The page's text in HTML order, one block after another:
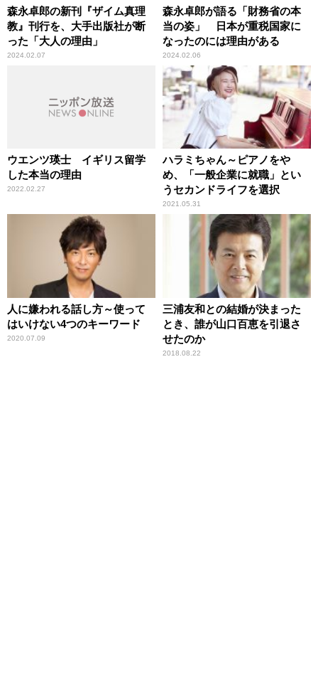
森永卓郎の新刊『ザイム真理
教』刊行を、大手出版社が断
った「大人の理由」
2024.02.07
森永卓郎が語る「財務省の本
当の姿」 日本が重税国家に
なったのには理由がある
2024.02.06
ウエンツ瑛士 イギリス留学
した本当の理由
2022.02.27
ハラミちゃん～ピアノをや
め、「一般企業に就職」とい
うセカンドライフを選択
2021.05.31
人に嫌われる話し方～使って
はいけない4つのキーワード
2020.07.09
三浦友和との結婚が決まった
とき、誰が山口百恵を引退さ
せたのか
2018.08.22